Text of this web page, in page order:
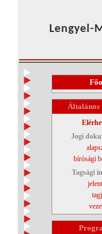
Lengyel-
Általános
Jogi
bírósági
Tagsági